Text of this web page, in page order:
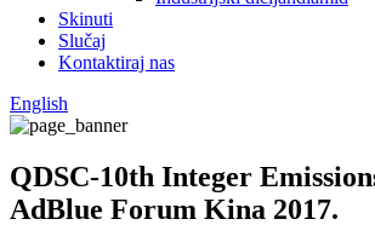
Skinuti
Slučaj
Kontaktiraj nas
English
QDSC-10th Integer
AdBlue Forum Kina 2017.